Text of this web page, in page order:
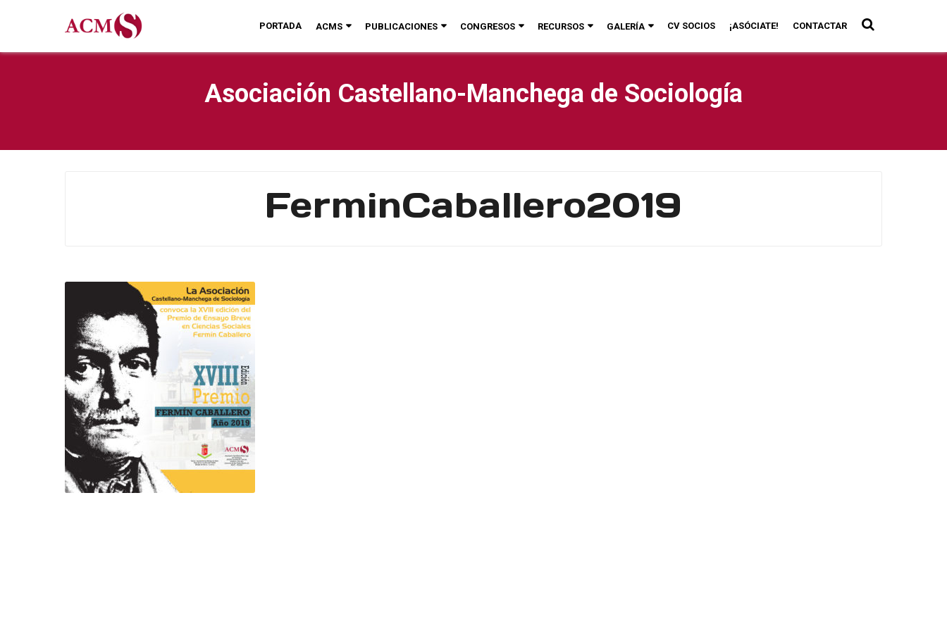
PORTADA ACMS PUBLICACIONES CONGRESOS RECURSOS GALERÍA CV SOCIOS ¡ASÓCIATE! CONTACTAR
Asociación Castellano-Manchega de Sociología
FerminCaballero2019